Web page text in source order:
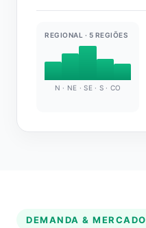
REGIONAL · 5 REGIÕES
N · NE · SE · S · CO
DEMANDA & MERCADO